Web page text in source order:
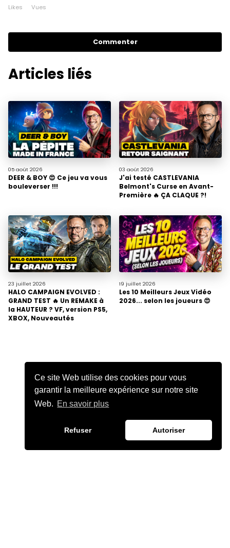
Ce site Web utilise des cookies pour vous
garantir la meilleure expérience sur notre site
Web. En savoir plus
Refuser Autoriser
Likes Vues
Commenter
Articles liés
05 août 2026
DEER & BOY 😍 Ce jeu va vous
bouleverser !!!
03 août 2026
J'ai testé CASTLEVANIA
Belmont's Curse en Avant-
Première 🔥 ÇA CLAQUE ?!
23 juillet 2026
HALO CAMPAIGN EVOLVED :
GRAND TEST 🔥 Un REMAKE à
la HAUTEUR ? VF, version PS5,
XBOX, Nouveautés
19 juillet 2026
Les 10 Meilleurs Jeux Vidéo
2026... selon les joueurs 😍